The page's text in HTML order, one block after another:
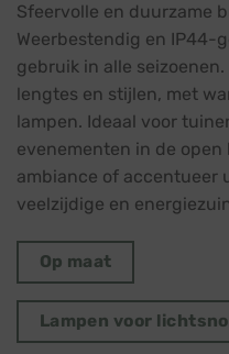
Sfeervolle en duurzame
Weerbestendig en IP44-
gebruik in alle
lengtes en stijlen, met
lampen. Ideaal voor
evenementen in de
ambiance of accentueer
veelzijdige en
Op maat
Lampen voor